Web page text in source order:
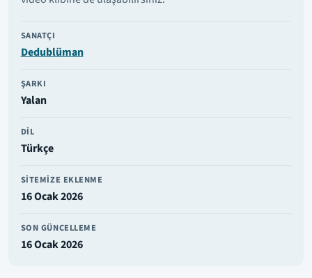
SANATÇI
Dedublüman
ŞARKI
Yalan
DIL
Türkçe
SITEMIZE EKLENME
16 Ocak 2026
SON GÜNCELLEME
16 Ocak 2026